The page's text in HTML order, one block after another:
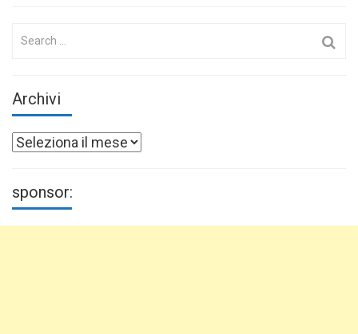
Search
Archivi
Archivi
sponsor: